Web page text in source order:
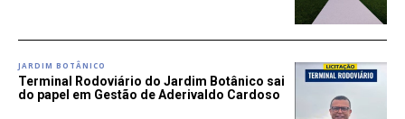
JARDIM BOTÂNICO
Terminal Rodoviário do Jardim Botânico sai
do papel em Gestão de Aderivaldo Cardoso